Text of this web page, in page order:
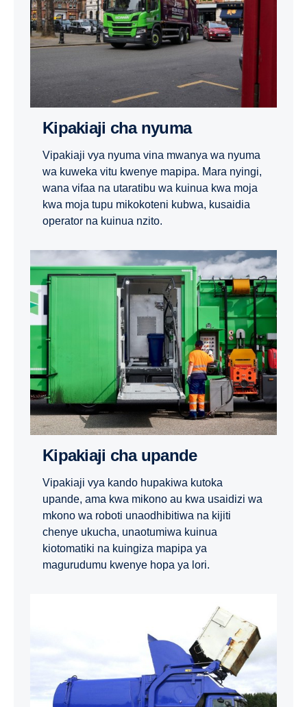
Kipakiaji cha nyuma
Vipakiaji vya nyuma vina mwanya wa nyuma
wa kuweka vitu kwenye mapipa. Mara nyingi,
wana vifaa na utaratibu wa kuinua kwa moja
kwa moja tupu mikokoteni kubwa, kusaidia
operator na kuinua nzito.
Kipakiaji cha upande
Vipakiaji vya kando hupakiwa kutoka
upande, ama kwa mikono au kwa usaidizi wa
mkono wa roboti unaodhibitiwa na kijiti
chenye ukucha, unaotumiwa kuinua
kiotomatiki na kuingiza mapipa ya
magurudumu kwenye hopa ya lori.